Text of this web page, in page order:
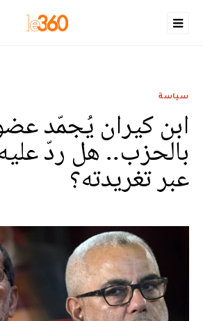
سياسة
ابن كيران يُجمّد
بالحزب.. هل ردّ عليه
عبر تغريدته؟